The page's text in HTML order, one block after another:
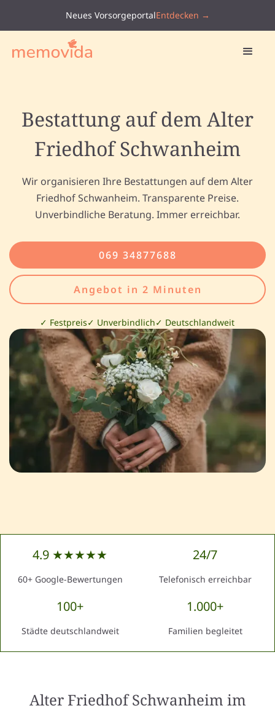
Neues VorsorgeportalEntdecken →
Bestattung auf dem Alter
Friedhof Schwanheim
Wir organisieren Ihre Bestattungen auf dem Alter
Friedhof Schwanheim. Transparente Preise.
Unverbindliche Beratung. Immer erreichbar.
069 34877688
Angebot in 2 Minuten
✓ Festpreis✓ Unverbindlich✓ Deutschlandweit
4.9 ★★★★★
60+ Google-Bewertungen
24/7
Telefonisch erreichbar
100+
Städte deutschlandweit
1.000+
Familien begleitet
Alter Friedhof Schwanheim im